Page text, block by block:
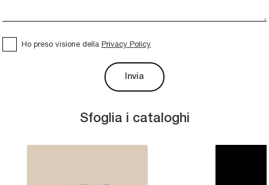
Sfoglia i cataloghi
Ho preso visione della Privacy Policy
Invia